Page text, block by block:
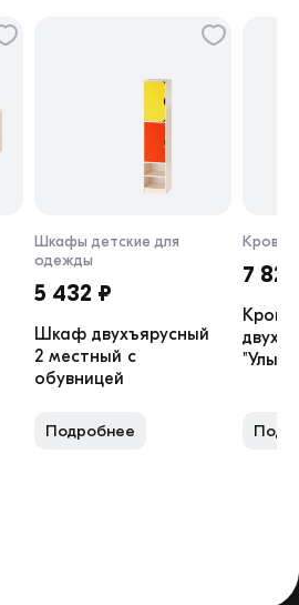
Шкафы детские для
одежды
5 432 ₽
Шкаф двухъярусный
2 местный с
обувницей
Подробнее
7